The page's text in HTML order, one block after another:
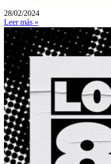
28/02/2024
Leer más »